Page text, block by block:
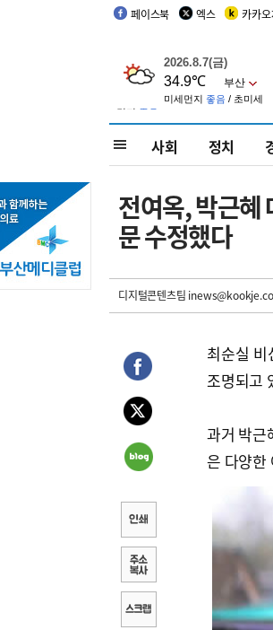
페이스북 엑스 카카
사회 정치
전여옥, 박근혜
문 수정했다
디지털콘텐츠팀
최순실
조명되고
과거 박근
은 다양한